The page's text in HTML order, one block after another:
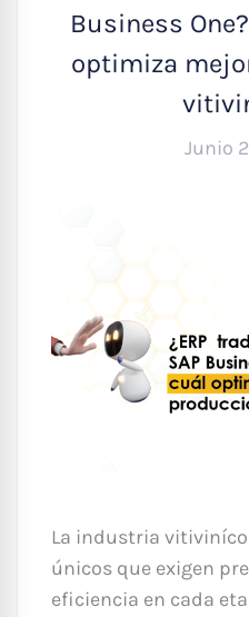
Business
optimiza
Junio
La industria
únicos que exigen
eficiencia en cada